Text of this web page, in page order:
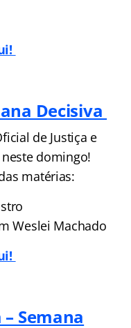
Decisiva
de Justiça e
domingo!
matérias:
Weslei Machado
– Semana